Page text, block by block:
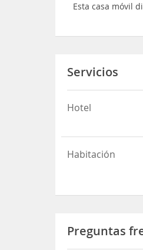
Esta casa móvil
Servicios
Hotel
Habitación
Preguntas